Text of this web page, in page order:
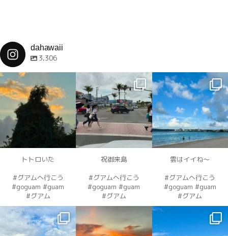
dahawaii
3,306
トトロいた
#グアムへ行こう
#goguam #guam
#グアム
dahawaii
12月 4
祝御来島
#グアムへ行こう
#goguam #guam
#グアム
dahawaii
12月 4
雲はイイね〜
#グアムへ行こう
#goguam #guam
#グアム
dahawaii